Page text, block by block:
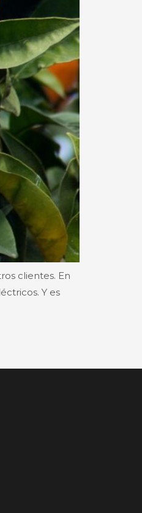
clientes. En
Y es